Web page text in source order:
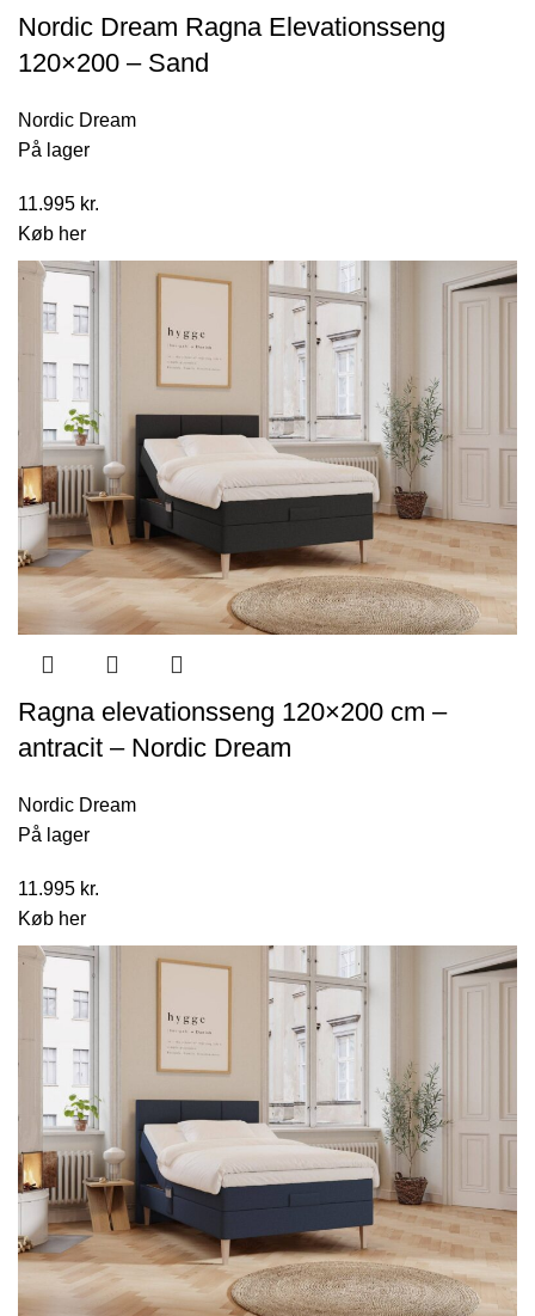
Nordic Dream Ragna Elevationsseng
120×200 – Sand
Nordic Dream
På lager
11.995 kr.
Køb her
Ragna elevationsseng 120×200 cm –
antracit – Nordic Dream
Nordic Dream
På lager
11.995 kr.
Køb her